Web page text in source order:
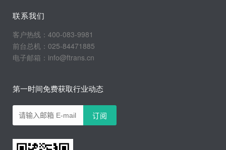
联系我们
客户热线：400-083-9981
前台总机：025-84471885
电子邮箱：info@ftrans.cn
第一时间免费获取行业动态